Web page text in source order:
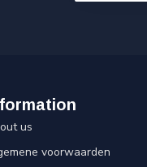
us
voorwaarden